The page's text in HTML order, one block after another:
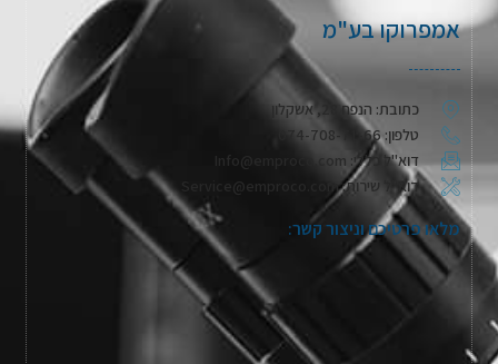
אמפרוקו בע"מ
כתובת: הנפח 28, אשקלון
טלפון: 074-708-71-66
דוא"ל כללי: Info@emproco.com
דוא"ל שירות: Service@emproco.com
מלאו פרטיכם וניצור קשר: